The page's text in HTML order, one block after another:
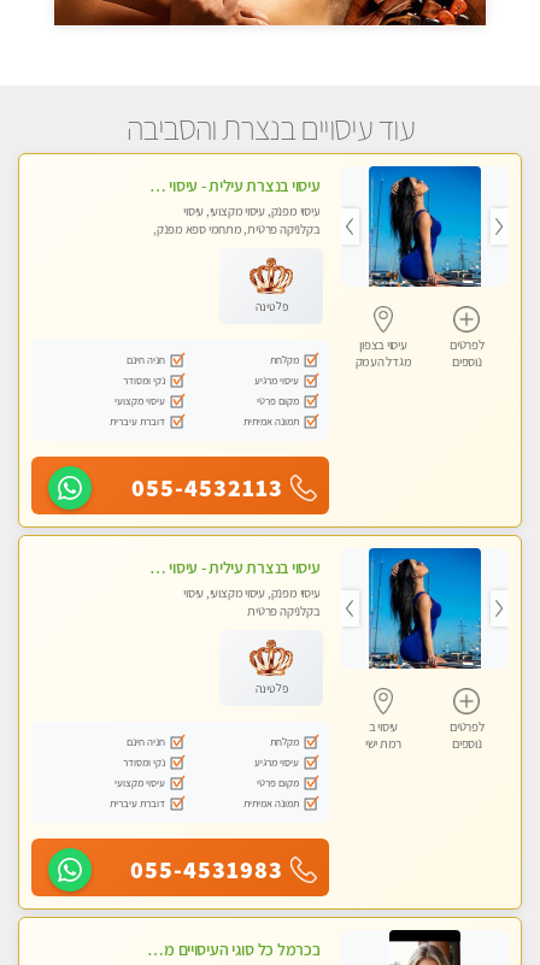
עוד עיסויים בנצרת והסביבה
לפרטים
נוספים
עיסוי בצפון
מגדל העמק
עיסוי בנצרת עילית - עיסוי מפנק ומקצועי ומרגיע ושקט במקום מדהים עיסוי מושקע מאוד
עיסוי מפנק, עיסוי מקצועי, עיסוי
בקלניקה פרטית, מתחמי ספא מפנק,
פלטינה
מקלחת
חניה חינם
עיסוי מרגיע
נקי ומסודר
מקום פרטי
עיסוי מקצועי
תמונה אמיתית
דוברת עיברית
055-4532113
לפרטים
נוספים
עיסוי ב
רמת ישי
עיסוי בנצרת עילית - עיסוי מפנק מרגיע ושקט במקום מדהים עיסוי מושקע מאוד
עיסוי מפנק, עיסוי מקצועי, עיסוי
בקלניקה פרטית
פלטינה
מקלחת
חניה חינם
עיסוי מרגיע
נקי ומסודר
מקום פרטי
עיסוי מקצועי
תמונה אמיתית
דוברת עיברית
055-4531983
בכרמל כל סוגי העיסויים מעסה מקצועית ואיכותית פרטי!!!